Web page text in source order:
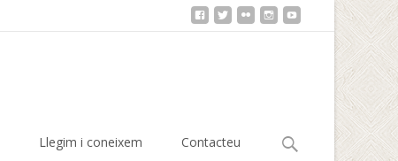
Llegim i coneixem Contacteu Cerca: